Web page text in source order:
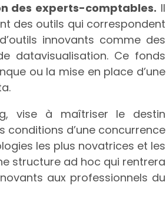
des experts-comptables. Il
des outils qui correspondent
innovants comme des
datavisualisation. Ce fonds
ou la mise en place d’une
vise à maîtriser le destin
d’une concurrence
les plus novatrices et les
structure ad hoc qui rentrera
aux professionnels du